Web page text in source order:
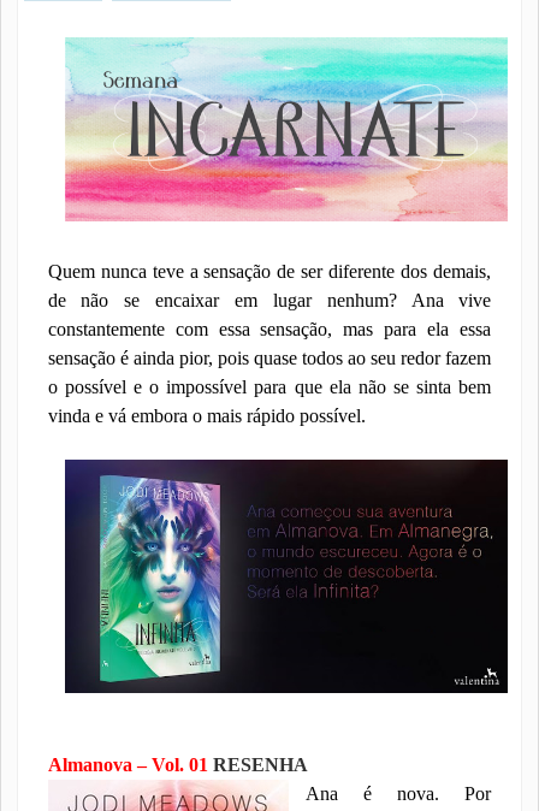
Quem nunca teve a sensação de ser diferente dos demais,
de não se encaixar em lugar nenhum? Ana vive
constantemente com essa sensação, mas para ela essa
sensação é ainda pior, pois quase todos ao seu redor fazem
o possível e o impossível para que ela não se sinta bem
vinda e vá embora o mais rápido possível.
Almanova – Vol. 01 RESENHA
Ana é nova. Por